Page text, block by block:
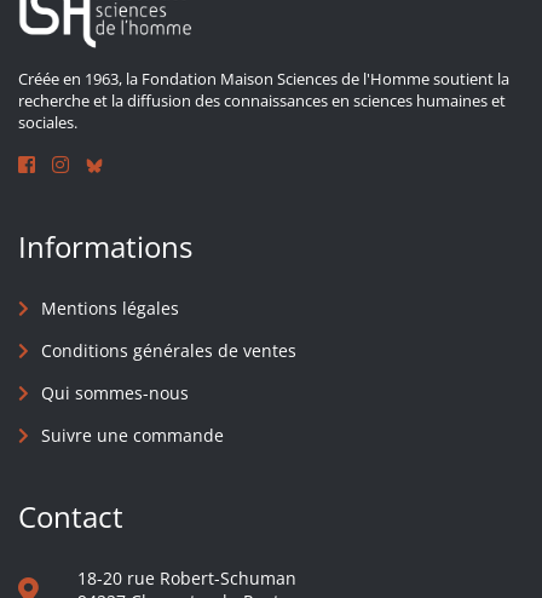
Créée en 1963, la Fondation Maison Sciences de l'Homme soutient la
recherche et la diffusion des connaissances en sciences humaines et
sociales.
Informations
Mentions légales
Conditions générales de ventes
Qui sommes-nous
Suivre une commande
Contact
18-20 rue Robert-Schuman